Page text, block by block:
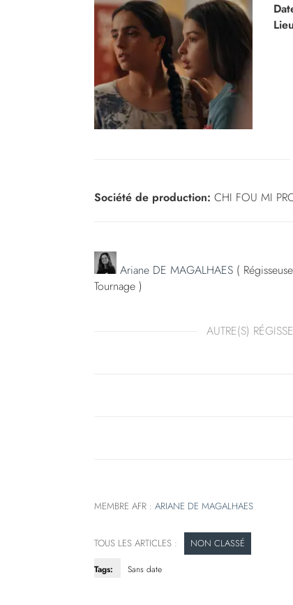
Société de production: CHI FOU MI
Ariane DE MAGALHAES(
Tournage )
AUTRE(S)
MEMBRE AFR : ARIANE DE MAGALHAES
NON CLASSÉ
Tags: Sans date